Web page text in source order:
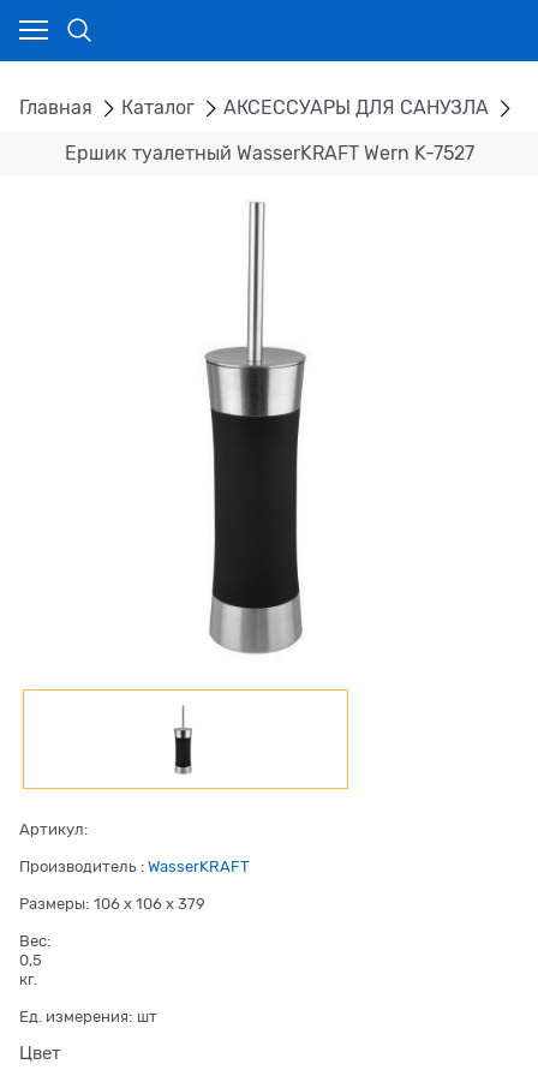
Главная Каталог АКСЕССУАРЫ ДЛЯ САНУЗЛА
Ершик туалетный WasserKRAFT Wern K-7527
Артикул:
Производитель : WasserKRAFT
Размеры: 106 x 106 x 379
Вес:
0,5
кг.
Ед. измерения: шт
Цвет